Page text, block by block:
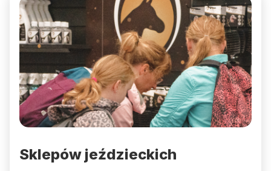
Sklepów jeździeckich